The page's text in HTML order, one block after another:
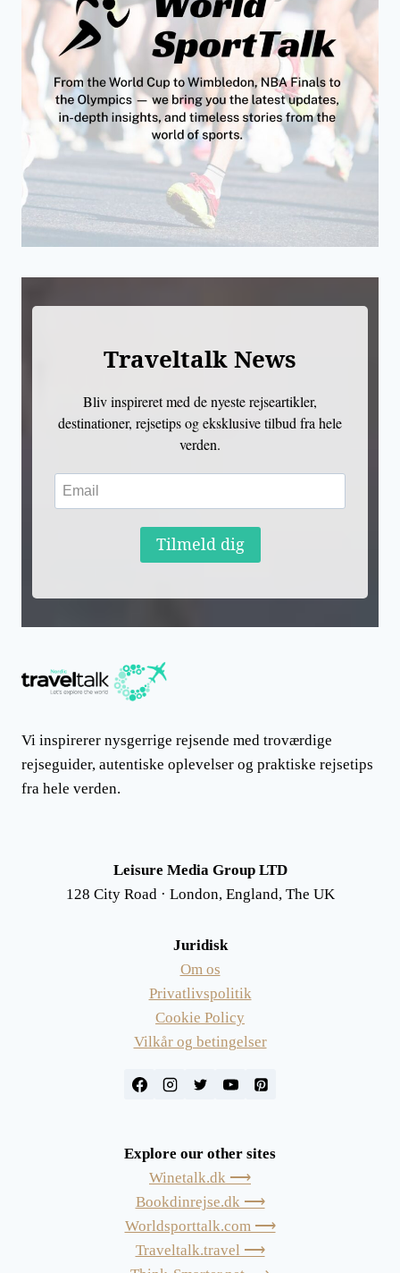
Traveltalk News
Bliv inspireret med de nyeste rejseartikler,
destinationer, rejsetips og eksklusive tilbud fra hele
verden.
Tilmeld dig
Vi inspirerer nysgerrige rejsende med troværdige
rejseguider, autentiske oplevelser og praktiske rejsetips
fra hele verden.
Leisure Media Group LTD
128 City Road · London, England, The UK
Juridisk
Om os
Privatlivspolitik
Cookie Policy
Vilkår og betingelser
Explore our other sites
Winetalk.dk ⟶
Bookdinrejse.dk ⟶
Worldsporttalk.com ⟶
Traveltalk.travel ⟶